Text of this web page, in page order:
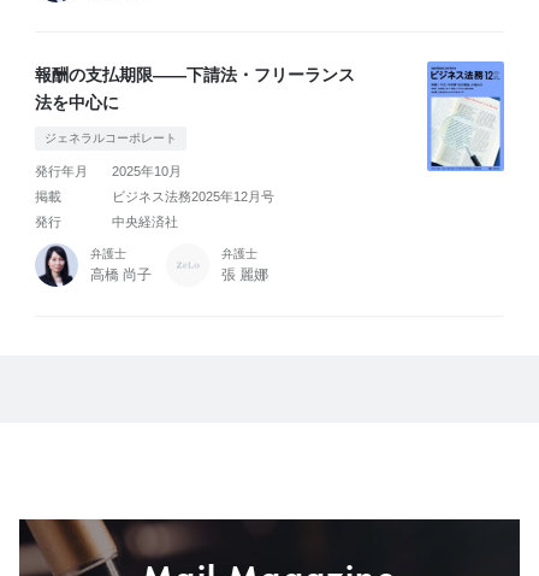
報酬の支払期限――下請法・フリーランス
法を中心に
ジェネラルコーポレート
発行年月
2025年10月
掲載
ビジネス法務2025年12月号
発行
中央経済社
弁護士
高橋 尚子
弁護士
張 麗娜